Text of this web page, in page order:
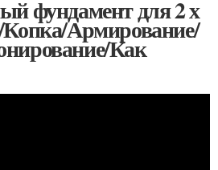
фундамент для 2 х
Копка/Армирование/
Как